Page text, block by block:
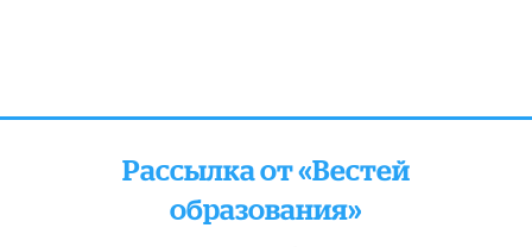
Рассылка от «Вестей
образования»